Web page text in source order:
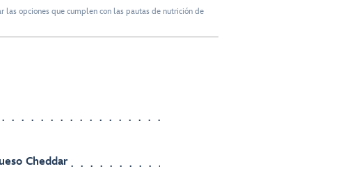
las opciones que cumplen con las pautas de nutrición de
Cheddar